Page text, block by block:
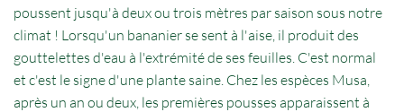
poussent jusqu'à deux ou trois mètres par saison sous notre
climat ! Lorsqu'un bananier se sent à l'aise, il produit des
gouttelettes d'eau à l'extrémité de ses feuilles. C'est normal
et c'est le signe d'une plante saine. Chez les espèces Musa,
après un an ou deux, les premières pousses apparaissent à